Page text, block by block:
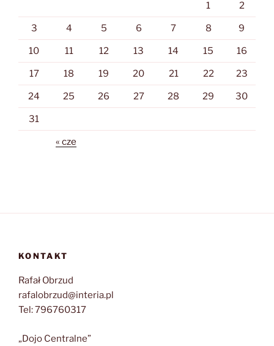
1 2
3 4 5 6 7 8 9
10 11 12 13 14 15 16
17 18 19 20 21 22 23
24 25 26 27 28 29 30
31
« cze
KONTAKT
Rafał Obrzud
rafalobrzud@interia.pl
Tel: 796760317
„Dojo Centralne”